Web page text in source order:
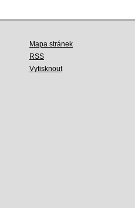
Mapa stránek
RSS
Vytisknout